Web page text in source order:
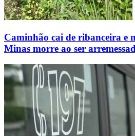
Caminhão cai de ribanceira e
Minas morre ao ser